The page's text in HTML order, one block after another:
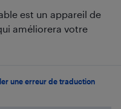
est un appareil de
améliorera votre
une erreur de traduction